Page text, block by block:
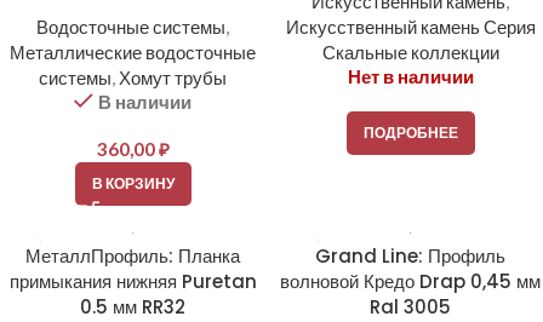
Водосточные системы,
Металлические водосточные
системы, Хомут трубы
В наличии
360,00₽
В КОРЗИНУ
Искусственный камень Серия
Скальные коллекции
Нет в наличии
ПОДРОБНЕЕ
МеталлПрофиль: Планка
примыкания нижняя Puretan
0.5 мм RR32
Grand Line: Профиль
волновой Кредо Drap 0,45 мм
Ral 3005